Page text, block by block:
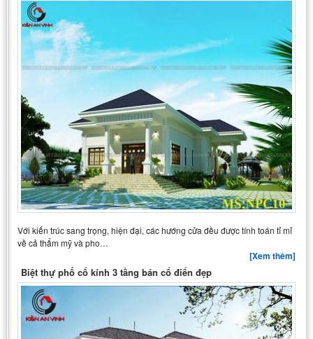
Với kiến trúc sang trọng, hiện đại, các hướng cửa đều được tính toán tỉ mỉ
về cả thẩm mỹ và pho…
[Xem thêm]
Biệt thự phố cổ kính 3 tầng bán cổ điển đẹp